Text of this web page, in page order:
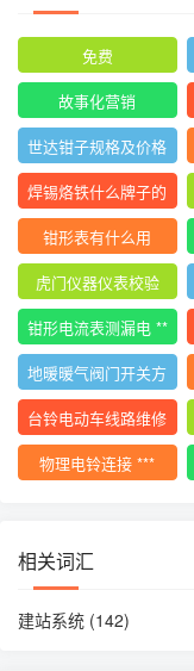
免费
故事化营销
世达钳子规格及价格
大全
焊锡烙铁什么牌子的
好用
钳形表有什么用
虎门仪器仪表校验
钳形电流表测漏电 **
*
地暖暖气阀门开关方
向图解视频
台铃电动车线路维修
技巧
物理电铃连接 ***
相关词汇
建站系统 (142)